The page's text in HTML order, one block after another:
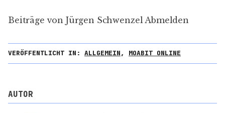
Beiträge von Jürgen Schwenzel Abmelden
VERÖFFENTLICHT IN: ALLGEMEIN, MOABIT ONLINE
AUTOR